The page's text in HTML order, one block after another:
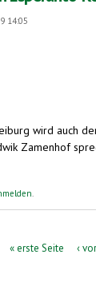
14:05
wird auch
Zamenhof
Kongress in
« erste Seite ‹